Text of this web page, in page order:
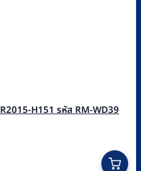
H151 รหัส RM-WD39